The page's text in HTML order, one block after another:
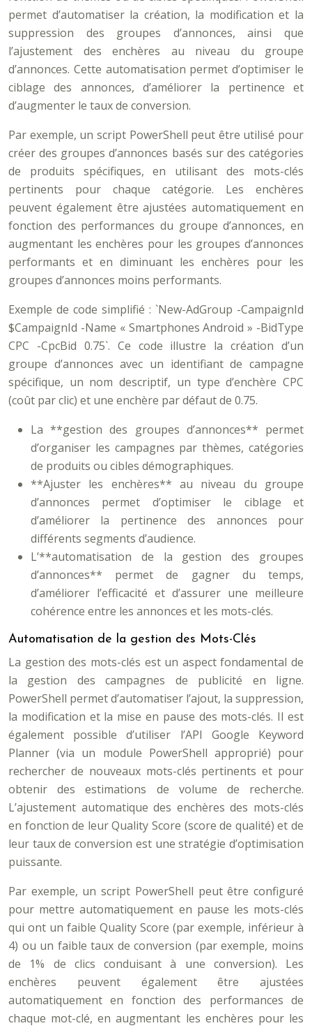
permet d’automatiser la création, la modification et la
suppression des groupes d’annonces, ainsi que
l’ajustement des enchères au niveau du groupe
d’annonces. Cette automatisation permet d’optimiser le
ciblage des annonces, d’améliorer la pertinence et
d’augmenter le taux de conversion.
Par exemple, un script PowerShell peut être utilisé pour
créer des groupes d’annonces basés sur des catégories
de produits spécifiques, en utilisant des mots-clés
pertinents pour chaque catégorie. Les enchères
peuvent également être ajustées automatiquement en
fonction des performances du groupe d’annonces, en
augmentant les enchères pour les groupes d’annonces
performants et en diminuant les enchères pour les
groupes d’annonces moins performants.
Exemple de code simplifié : `New-AdGroup -CampaignId
$CampaignId -Name « Smartphones Android » -BidType
CPC -CpcBid 0.75`. Ce code illustre la création d’un
groupe d’annonces avec un identifiant de campagne
spécifique, un nom descriptif, un type d’enchère CPC
(coût par clic) et une enchère par défaut de 0.75.
La **gestion des groupes d’annonces** permet
d’organiser les campagnes par thèmes, catégories
de produits ou cibles démographiques.
**Ajuster les enchères** au niveau du groupe
d’annonces permet d’optimiser le ciblage et
d’améliorer la pertinence des annonces pour
différents segments d’audience.
L’**automatisation de la gestion des groupes
d’annonces** permet de gagner du temps,
d’améliorer l’efficacité et d’assurer une meilleure
cohérence entre les annonces et les mots-clés.
Automatisation de la gestion des Mots-Clés
La gestion des mots-clés est un aspect fondamental de
la gestion des campagnes de publicité en ligne.
PowerShell permet d’automatiser l’ajout, la suppression,
la modification et la mise en pause des mots-clés. Il est
également possible d’utiliser l’API Google Keyword
Planner (via un module PowerShell approprié) pour
rechercher de nouveaux mots-clés pertinents et pour
obtenir des estimations de volume de recherche.
L’ajustement automatique des enchères des mots-clés
en fonction de leur Quality Score (score de qualité) et de
leur taux de conversion est une stratégie d’optimisation
puissante.
Par exemple, un script PowerShell peut être configuré
pour mettre automatiquement en pause les mots-clés
qui ont un faible Quality Score (par exemple, inférieur à
4) ou un faible taux de conversion (par exemple, moins
de 1% de clics conduisant à une conversion). Les
enchères peuvent également être ajustées
automatiquement en fonction des performances de
chaque mot-clé, en augmentant les enchères pour les